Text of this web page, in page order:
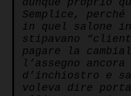
dunque proprio
Semplice, perché
in quel salone
stipavano
pagare la
l’assegno
d’inchiostro e
voleva dire